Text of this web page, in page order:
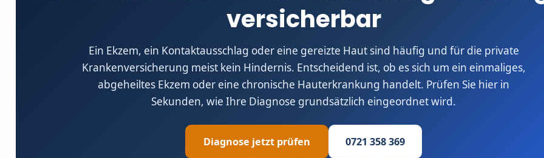
versicherbar
Ein Ekzem, ein Kontaktausschlag oder eine gereizte Haut sind häufig und für die private
Krankenversicherung meist kein Hindernis. Entscheidend ist, ob es sich um ein einmaliges,
abgeheiltes Ekzem oder eine chronische Hauterkrankung handelt. Prüfen Sie hier in
Sekunden, wie Ihre Diagnose grundsätzlich eingeordnet wird.
Diagnose jetzt prüfen 0721 358 369